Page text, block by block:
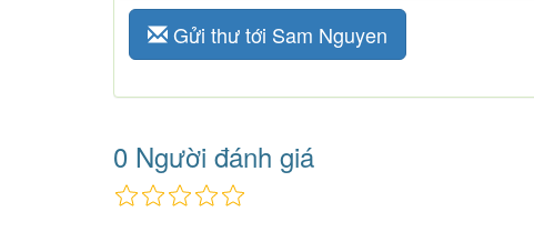
Gửi thư tới Sam Nguyen
0 Người đánh giá